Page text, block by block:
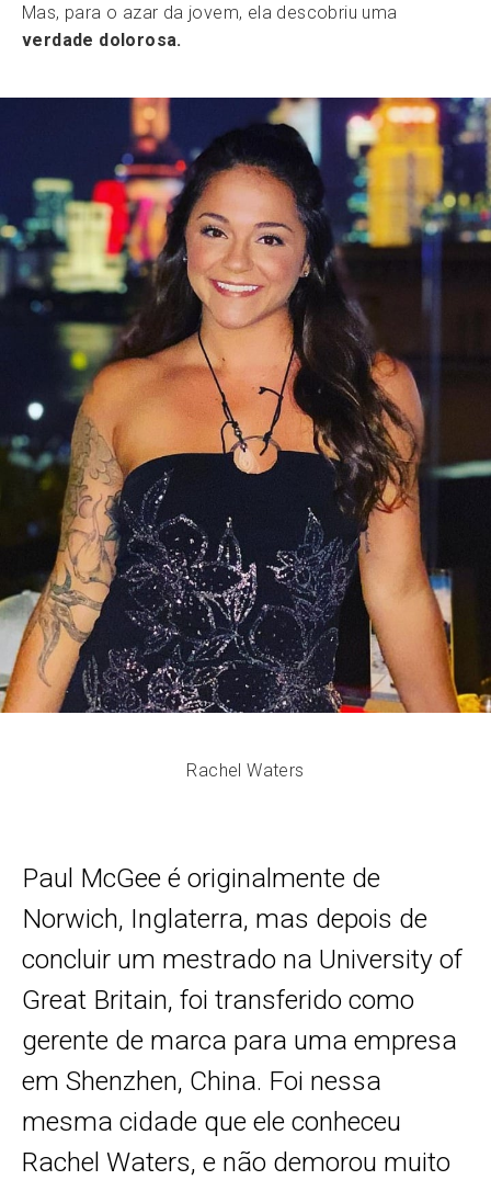
Mas, para o azar da jovem, ela descobriu uma
verdade dolorosa.
Rachel Waters
Paul McGee é originalmente de
Norwich, Inglaterra, mas depois de
concluir um mestrado na University of
Great Britain, foi transferido como
gerente de marca para uma empresa
em Shenzhen, China. Foi nessa
mesma cidade que ele conheceu
Rachel Waters, e não demorou muito